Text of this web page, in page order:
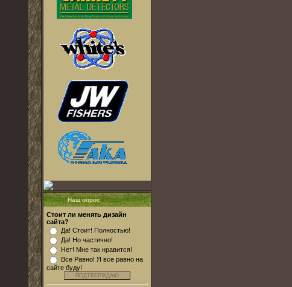
Наш опрос
Стоит ли менять дизайн
сайта?
Да! Стоит! Полностью!
Да! Но частично!
Нет! Мне так нравится!
Все Равно! Я все равно на
сайте буду!